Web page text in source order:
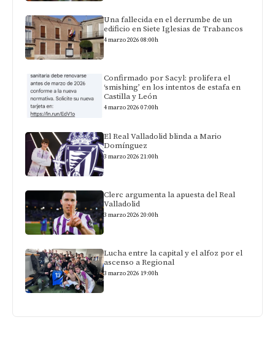
Una fallecida en el derrumbe de un
edificio en Siete Iglesias de Trabancos
4 marzo 2026 08:00h
Confirmado por Sacyl: prolifera el
‘smishing’ en los intentos de estafa en
Castilla y León
4 marzo 2026 07:00h
El Real Valladolid blinda a Mario
Domínguez
3 marzo 2026 21:00h
Clerc argumenta la apuesta del Real
Valladolid
3 marzo 2026 20:00h
Lucha entre la capital y el alfoz por el
ascenso a Regional
3 marzo 2026 19:00h